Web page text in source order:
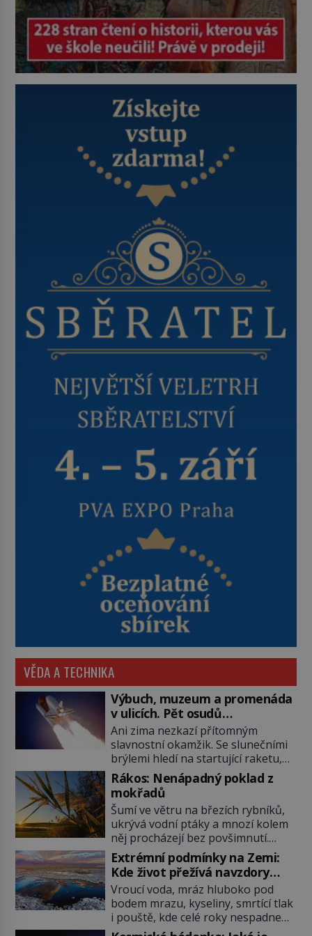
VĚDA A TECHNIKA
Výbuch, muzeum a promenáda
v ulicích. Pět osudů
nejslavnějších raketoplánů
Ani zima nezkazí přítomným
slavnostní okamžik. Se slunečními
brýlemi hledí na startující raketu,
která má do vesmíru vynést kromě
posádky také obyčejnou učitelku.
Po několika sekundách všem
ztuhnou úsměvy, stroj totiž
exploduje. Jejich konstrukce není
z levného kraje, daňové poplatníky
stojí miliardy dolarů. Na druhou
stranu zvládnou jen představitelné
věci. Na malé kousky Název:
Columbia První […]
Rákos: Nenápadný poklad z
mokřadů
Šumí ve větru na březích rybníků,
ukrývá vodní ptáky a mnozí kolem
něj procházejí bez povšimnutí.
Přesto právě rákos pomáhal stavět
domy, vyrábět lodě, zapisovat první
texty a inspiroval řadu pověstí.
Tato skromná, ale užitečná
rostlina provází člověka už tisíce
let. Většina lidí vnímá rákos jen jako
Extrémní podmínky na Zemi:
Kde život přežívá navzdory
všemu
Vroucí voda, mráz hluboko pod
bodem mrazu, kyseliny, smrtící tlak
i pouště, kde celé roky nespadne
jediná kapka deště. Na první